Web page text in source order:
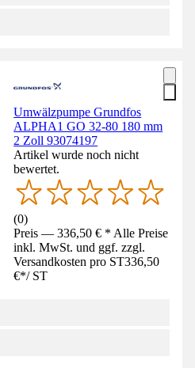
Umwälzpumpe Grundfos
ALPHA1 GO 32-80 180 mm
2 Zoll 93074197
Artikel wurde noch nicht
bewertet.
(0)
Preis — 336,50 € * Alle Preise
inkl. MwSt. und ggf. zzgl.
Versandkosten pro ST336,50
€*/ ST